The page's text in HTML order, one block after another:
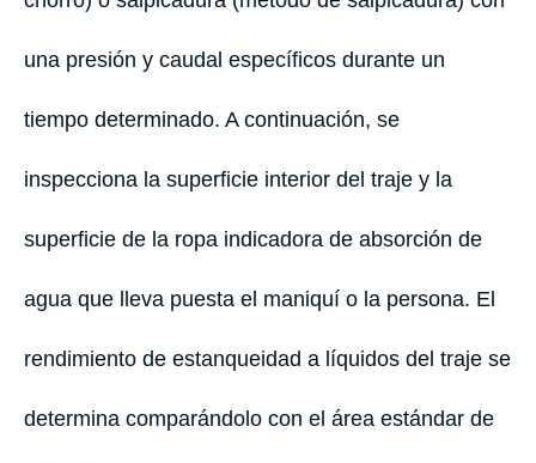
una presión y caudal específicos durante un
tiempo determinado. A continuación, se
inspecciona la superficie interior del traje y la
superficie de la ropa indicadora de absorción de
agua que lleva puesta el maniquí o la persona. El
rendimiento de estanqueidad a líquidos del traje se
determina comparándolo con el área estándar de